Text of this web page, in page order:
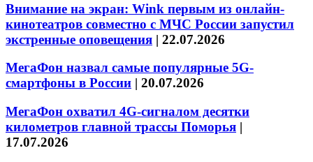
Внимание на экран: Wink первым из онлайн-
кинотеатров совместно с МЧС России запустил
экстренные оповещения | 22.07.2026
МегаФон назвал самые популярные 5G-
смартфоны в России | 20.07.2026
МегаФон охватил 4G-сигналом десятки
километров главной трассы Поморья |
17.07.2026